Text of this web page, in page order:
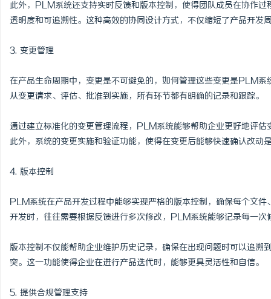
此外，PLM系统还支持实时反馈和版本控制，使得团队成员在协作
透明度和可追溯性。这种高效的协同设计方式，不仅缩短了产品开发
3. 变更管理
在产品生命周期中，变更是不可避免的，如何管理这些变更是PLM
从变更请求、评估、批准到实施，所有环节都有明确的记录和跟踪。
通过建立标准化的变更管理流程，PLM系统能够帮助企业更好地评
此外，系统的变更实施和验证功能，使得在变更后能够快速确认改动
4. 版本控制
PLM系统在产品开发过程中能够实现严格的版本控制，确保每个文
开发时，往往需要根据反馈进行多次修改，PLM系统能够记录每一
版本控制不仅能帮助企业维护历史记录，确保在出现问题时可以追
突。这一功能使得企业在进行产品迭代时，能够更具灵活性和自信。
5. 提供合规管理支持
汉配眼镜 上海配眼镜 探秘丫丫影院：免费高